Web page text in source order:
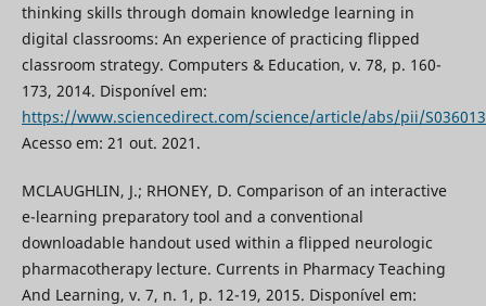
thinking skills through domain knowledge learning in
digital classrooms: An experience of practicing flipped
classroom strategy. Computers & Education, v. 78, p. 160-
173, 2014. Disponível em:
https://www.sciencedirect.com/science/article/abs/pii/
Acesso em: 21 out. 2021.
MCLAUGHLIN, J.; RHONEY, D. Comparison of an interactive
e-learning preparatory tool and a conventional
downloadable handout used within a flipped neurologic
pharmacotherapy lecture. Currents in Pharmacy Teaching
And Learning, v. 7, n. 1, p. 12-19, 2015. Disponível em: